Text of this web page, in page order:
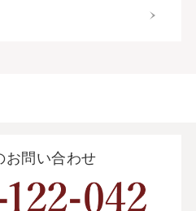
お問い合わせ